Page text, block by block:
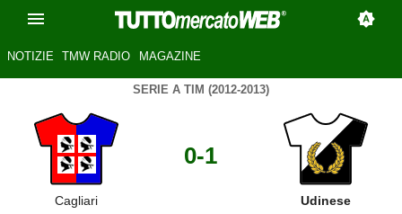
NOTIZIE TMW RADIO MAGAZINE
SERIE A TIM (2012-2013)
Cagliari
0-1
Udinese